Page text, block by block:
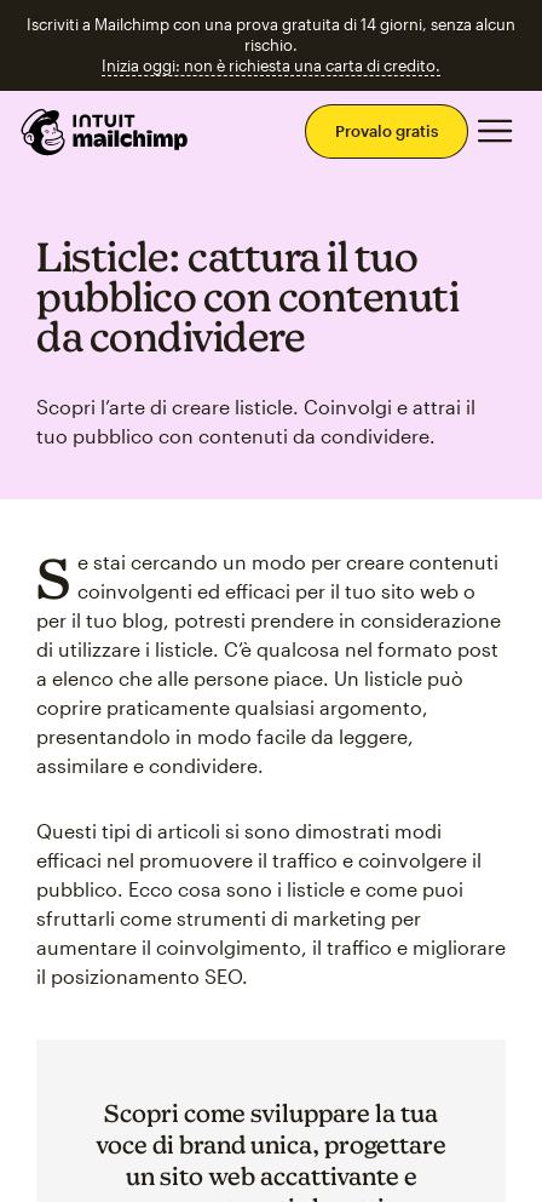
Iscriviti a Mailchimp con una prova gratuita di 14 giorni, senza alcun
rischio.
Inizia oggi: non è richiesta una carta di credito.
Provalo gratis
Listicle: cattura il tuo
pubblico con contenuti
da condividere
Scopri l’arte di creare listicle. Coinvolgi e attrai il
tuo pubblico con contenuti da condividere.
S e stai cercando un modo per creare contenuti
coinvolgenti ed efficaci per il tuo sito web o
per il tuo blog, potresti prendere in considerazione
di utilizzare i listicle. C’è qualcosa nel formato post
a elenco che alle persone piace. Un listicle può
coprire praticamente qualsiasi argomento,
presentandolo in modo facile da leggere,
assimilare e condividere.
Questi tipi di articoli si sono dimostrati modi
efficaci nel promuovere il traffico e coinvolgere il
pubblico. Ecco cosa sono i listicle e come puoi
sfruttarli come strumenti di marketing per
aumentare il coinvolgimento, il traffico e migliorare
il posizionamento SEO.
Scopri come sviluppare la tua
voce di brand unica, progettare
un sito web accattivante e